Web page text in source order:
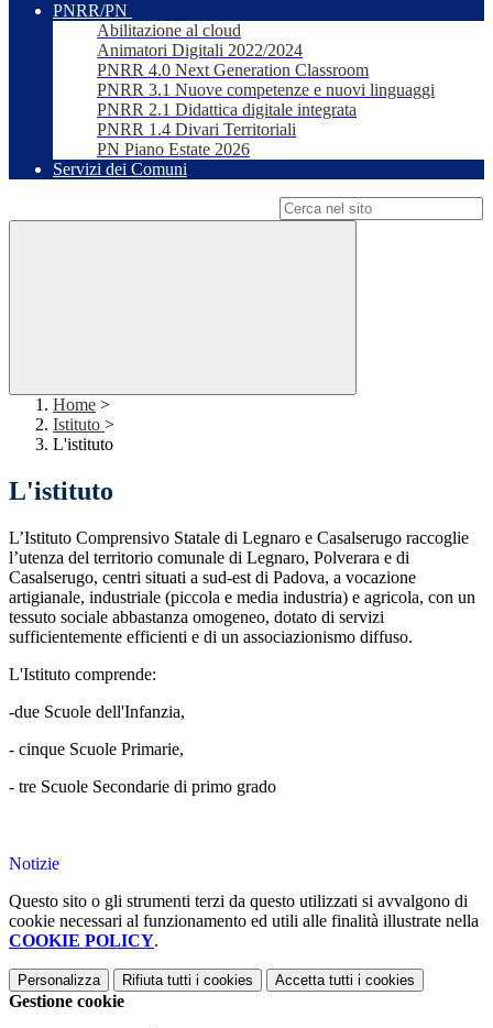
PNRR/PN
Abilitazione al cloud
Animatori Digitali 2022/2024
PNRR 4.0 Next Generation Classroom
PNRR 3.1 Nuove competenze e nuovi linguaggi
PNRR 2.1 Didattica digitale integrata
PNRR 1.4 Divari Territoriali
PN Piano Estate 2026
Servizi dei Comuni
Home >
Istituto >
L'istituto
L'istituto
L’Istituto Comprensivo Statale di Legnaro e Casalserugo raccoglie
l’utenza del territorio comunale di Legnaro, Polverara e di
Casalserugo, centri situati a sud-est di Padova, a vocazione
artigianale, industriale (piccola e media industria) e agricola, con un
tessuto sociale abbastanza omogeneo, dotato di servizi
sufficientemente efficienti e di un associazionismo diffuso.
L'Istituto comprende:
-due Scuole dell'Infanzia,
- cinque Scuole Primarie,
- tre Scuole Secondarie di primo grado
Notizie
Questo sito o gli strumenti terzi da questo utilizzati si avvalgono di
cookie necessari al funzionamento ed utili alle finalità illustrate nella
COOKIE POLICY.
Personalizza Rifiuta tutti i cookies Accetta tutti i cookies
Gestione cookie